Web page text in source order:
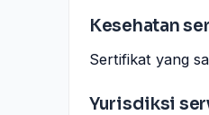
Kesehatan
Sertifikat yang
Yurisdiksi